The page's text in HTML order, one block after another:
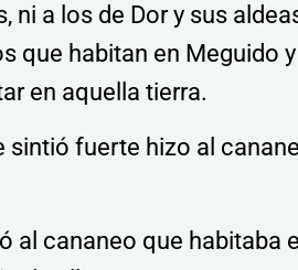
ni a los de Dor y sus
que habitan en Meguido y
en aquella tierra.
sintió fuerte hizo al
al cananeo que habitaba